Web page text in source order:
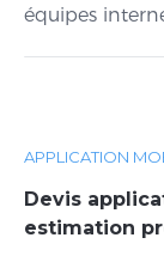
équipes
APPLICATION
Devis
estimation